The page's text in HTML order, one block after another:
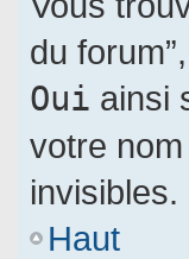
du
Oui ainsi
votre
invisibles.
Haut